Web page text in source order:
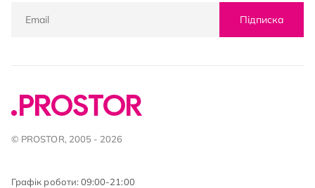
Підписка
© PROSTOR, 2005 - 2026
Графік роботи: 09:00-21:00